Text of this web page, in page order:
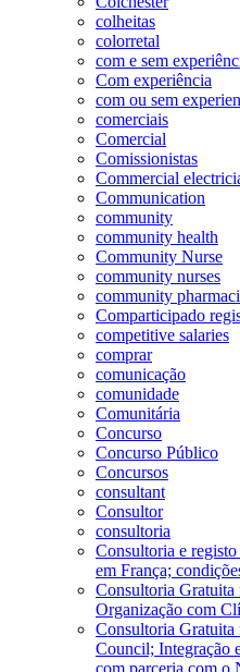
colheitas
colorretal
com e sem
Com experiência
com ou sem
comerciais
Comercial
Comissionistas
Commercial
Communication
community
community health
Community Nurse
community nurses
community
Comparticipado
competitive salaries
comprar
comunicação
comunidade
Comunitária
Concurso
Concurso Público
Concursos
consultant
Consultor
consultoria
Consultoria e
em França;
Consultoria
Organização com
Consultoria Gratuita
Council; Integração
com parceria com o